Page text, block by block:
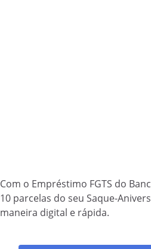
Com o Empréstimo FGTS do
10 parcelas do seu Saque-
maneira digital e rápida.